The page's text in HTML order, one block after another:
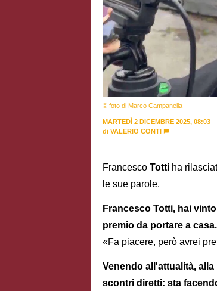
© foto di Marco Campanella
MARTEDÌ 2 DICEMBRE 2025, 08:03
di VALERIO CONTI
Francesco Totti ha
le sue parole.
Francesco Totti, hai
premio da portare a casa.
«Fa piacere, però avrei
Venendo all'attualità,
scontri diretti: sta